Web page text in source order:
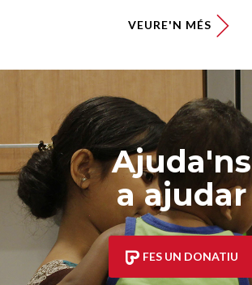
VEURE'N MÉS
Ajuda'ns
a ajudar
FES UN DONATIU